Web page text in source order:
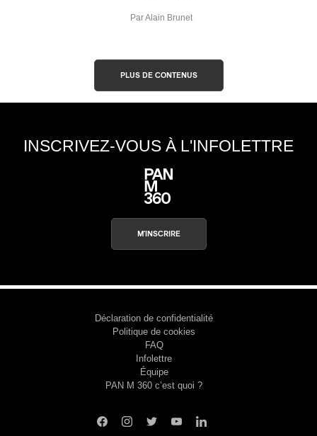
Par Alain Brunet
PLUS DE CONTENUS
INSCRIVEZ-VOUS À L'INFOLETTRE
M'INSCRIRE
Déclaration de confidentialité
Politique de cookies
FAQ
Infolettre
Équipe
PAN M 360 c’est quoi ?